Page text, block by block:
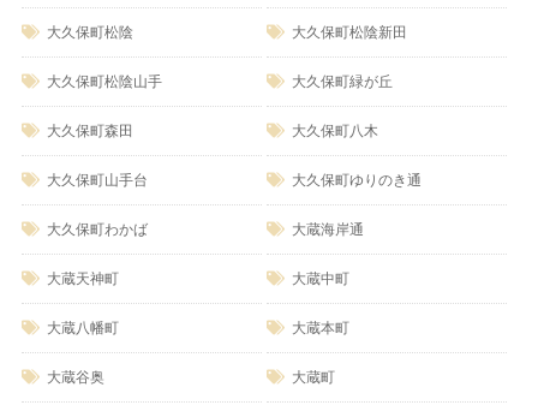
大久保町松陰 大久保町松陰新田
大久保町松陰山手 大久保町緑が丘
大久保町森田 大久保町八木
大久保町山手台 大久保町ゆりのき通
大久保町わかば 大蔵海岸通
大蔵天神町 大蔵中町
大蔵八幡町 大蔵本町
大蔵谷奥 大蔵町